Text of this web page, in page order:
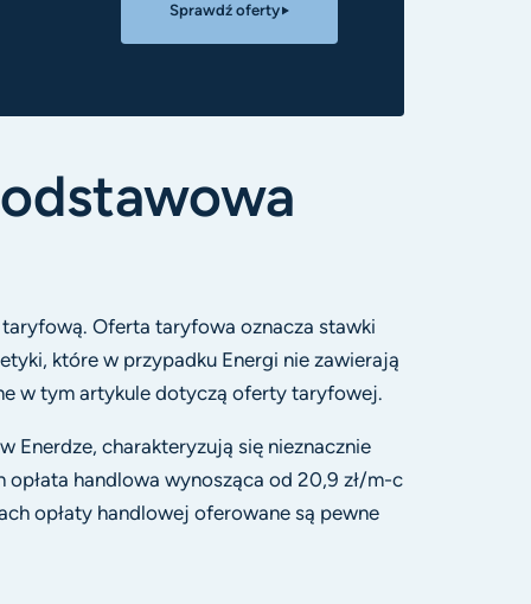
Sprawdź oferty
Oferta taryfowa oznacza stawki
które w przypadku Energi nie zawierają
w tym artykule dotyczą oferty taryfowej.
charakteryzują się nieznacznie
handlowa wynosząca od 20,9 zł/m-c
opłaty handlowej oferowane są pewne